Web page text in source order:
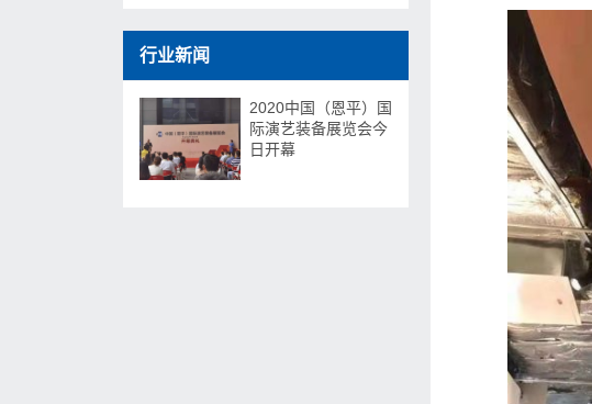
行业新闻
2020中国（恩平）国
际演艺装备展览会今
日开幕